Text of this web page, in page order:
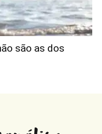
são as dos